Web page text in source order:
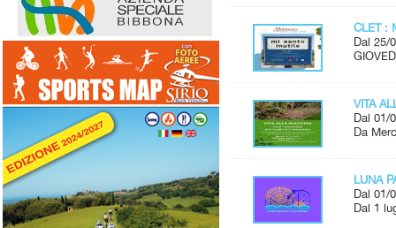
CLET :
Dal 25/
VITA
Dal 01/
Da
LUNA
Dal 01/
Dal 1